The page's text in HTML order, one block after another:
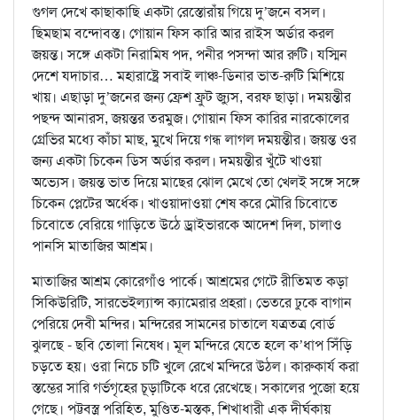
গুগল দেখে কাছাকাছি একটা রেস্তোরাঁয় গিয়ে দু’জনে বসল।
ছিমছাম বন্দোবস্ত। গোয়ান ফিস কারি আর রাইস অর্ডার করল
জয়ন্ত। সঙ্গে একটা নিরামিষ পদ, পনীর পসন্দা আর রুটি। যস্মিন
দেশে যদাচার… মহারাষ্ট্রে সবাই লাঞ্চ-ডিনার ভাত-রুটি মিশিয়ে
খায়। এছাড়া দু’জনের জন্য ফ্রেশ ফ্রুট জ্যুস, বরফ ছাড়া। দময়ন্তীর
পছন্দ আনারস, জয়ন্তর তরমুজ। গোয়ান ফিস কারির নারকোলের
গ্রেভির মধ্যে কাঁচা মাছ, মুখে দিয়ে গন্ধ লাগল দময়ন্তীর। জয়ন্ত ওর
জন্য একটা চিকেন ডিস অর্ডার করল। দময়ন্তীর খুঁটে খাওয়া
অভ্যেস। জয়ন্ত ভাত দিয়ে মাছের ঝোল মেখে তো খেলই সঙ্গে সঙ্গে
চিকেন প্লেটের অর্ধেক। খাওয়াদাওয়া শেষ করে মৌরি চিবোতে
চিবোতে বেরিয়ে গাড়িতে উঠে ড্রাইভারকে আদেশ দিল, চালাও
পানসি মাতাজির আশ্রম।
মাতাজির আশ্রম কোরেগাঁও পার্কে। আশ্রমের গেটে রীতিমত কড়া
সিকিউরিটি, সারভেইল্যান্স ক্যামেরার প্রহরা। ভেতরে ঢুকে বাগান
পেরিয়ে দেবী মন্দির। মন্দিরের সামনের চাতালে যত্রতত্র বোর্ড
ঝুলছে - ছবি তোলা নিষেধ। মূল মন্দিরে যেতে হলে ক’ধাপ সিঁড়ি
চড়তে হয়। ওরা নিচে চটি খুলে রেখে মন্দিরে উঠল। কারুকার্য করা
স্তম্ভের সারি গর্ভগৃহের চূড়াটিকে ধরে রেখেছে। সকালের পুজো হয়ে
গেছে। পট্টবস্ত্র পরিহিত, মুণ্ডিত-মস্তক, শিখাধারী এক দীর্ঘকায়